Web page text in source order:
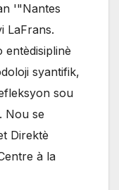
'"Nantes
LaFrans.
syantifik,
sou
Nou se
Direktè
à la